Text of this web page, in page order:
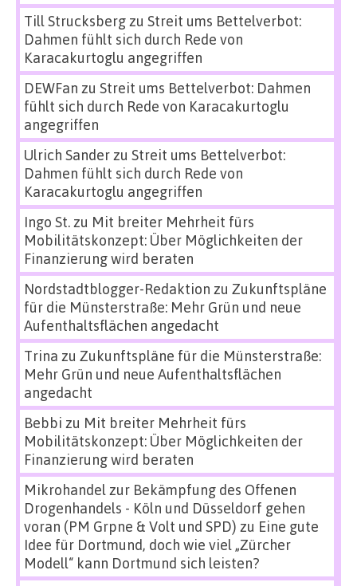
Till Strucksbergzu Streit ums Bettelverbot:
Dahmen fühlt sich durch Rede von
Karacakurtoglu angegriffen
DEWFan zu Streit ums Bettelverbot: Dahmen
fühlt sich durch Rede von Karacakurtoglu
angegriffen
Ulrich Sanderzu Streit ums Bettelverbot:
Dahmen fühlt sich durch Rede von
Karacakurtoglu angegriffen
Ingo St.zu Mit breiter Mehrheit fürs
Mobilitätskonzept: Über Möglichkeiten der
Finanzierung wird beraten
Nordstadtblogger-Redaktion zu Zukunftspläne
für die Münsterstraße: Mehr Grün und neue
Aufenthaltsflächen angedacht
Trina zu Zukunftspläne für die Münsterstraße:
Mehr Grün und neue Aufenthaltsflächen
angedacht
Bebbi zu Mit breiter Mehrheit fürs
Mobilitätskonzept: Über Möglichkeiten der
Finanzierung wird beraten
Mikrohandel zur Bekämpfung des Offenen
Drogenhandels - Köln und Düsseldorf gehen
voran (PM Grpne & Volt und SPD) zu Eine gute
Idee für Dortmund, doch wie viel „Zürcher
Modell“ kann Dortmund sich leisten?